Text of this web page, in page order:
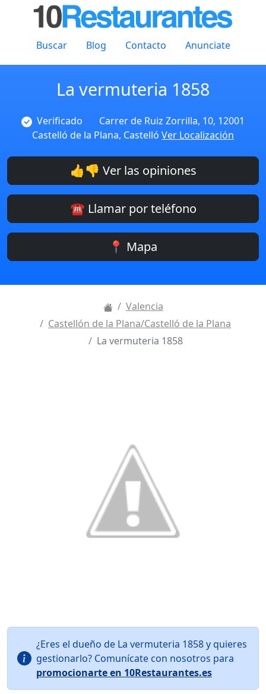
Buscar Blog Contacto Anunciate
La vermuteria 1858
Verificado
Carrer de Ruiz Zorrilla, 10, 12001
Castelló de la Plana, Castelló Ver Localización
👍👎 Ver las opiniones
☎️ Llamar por teléfono
📍 Mapa
Valencia
Castellón de la Plana/Castelló de la Plana
La vermuteria 1858
¿Eres el dueño de La vermuteria 1858 y quieres
gestionarlo? Comunícate con nosotros para
promocionarte en 10Restaurantes.es